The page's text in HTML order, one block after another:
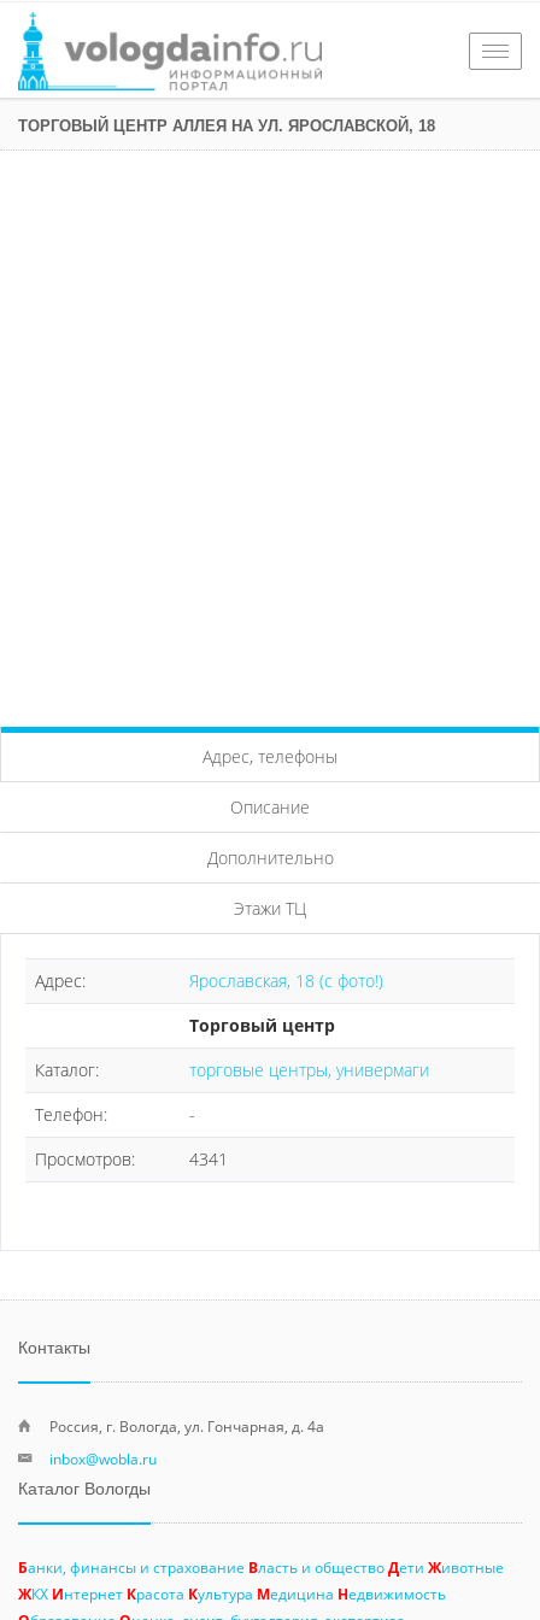
ТОРГОВЫЙ ЦЕНТР АЛЛЕЯ НА УЛ. ЯРОСЛАВСКОЙ, 18
Адрес, телефоны
Описание
Дополнительно
Этажи ТЦ
Адрес:
Ярославская, 18 (с фото!)
Торговый центр
Каталог:
торговые центры, универмаги
Телефон:
-
Просмотров:
4341
Контакты
Россия, г. Вологда, ул. Гончарная, д. 4а
inbox@wobla.ru
Каталог Вологды
Банки, финансы и страхование Власть и обществоДети Животные
ЖКХ Интернет Красота Культура Медицина Недвижимость